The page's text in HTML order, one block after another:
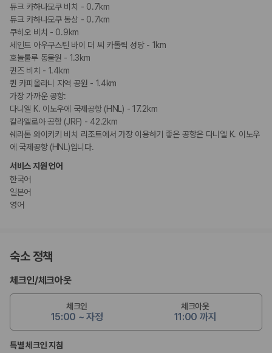
흡연 시설
금연 숙박 시설
기타
프러포즈/로맨스 패키지 이용 가능
듀크 카하나모쿠 비치 - 0.7km
듀크 카하나모쿠 동상 - 0.7km
쿠히오 비치 - 0.9km
세인트 아우구스틴 바이 더 씨 카톨릭 성당 - 1km
호놀룰루 동물원 - 1.3km
퀸즈 비치 - 1.4km
퀸 카피올라니 지역 공원 - 1.4km
가장 가까운 공항:
다니엘 K. 이노우에 국제공항 (HNL) - 17.2km
칼라엘로아 공항 (JRF) - 42.2km
쉐라톤 와이키키 비치 리조트에서 가장 이용하기 좋은 공항은 다니엘 K. 이노우
에 국제공항 (HNL)입니다.
서비스 지원 언어
한국어
일본어
영어
숙소 정책
체크인/체크아웃
체크인
15:00 ~ 자정
체크아웃
11:00 까지
특별 체크인 지침